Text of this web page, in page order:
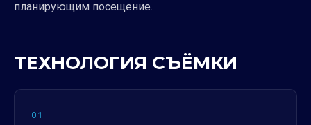
планирующим посещение.
ТЕХНОЛОГИЯ СЪЁМКИ
01